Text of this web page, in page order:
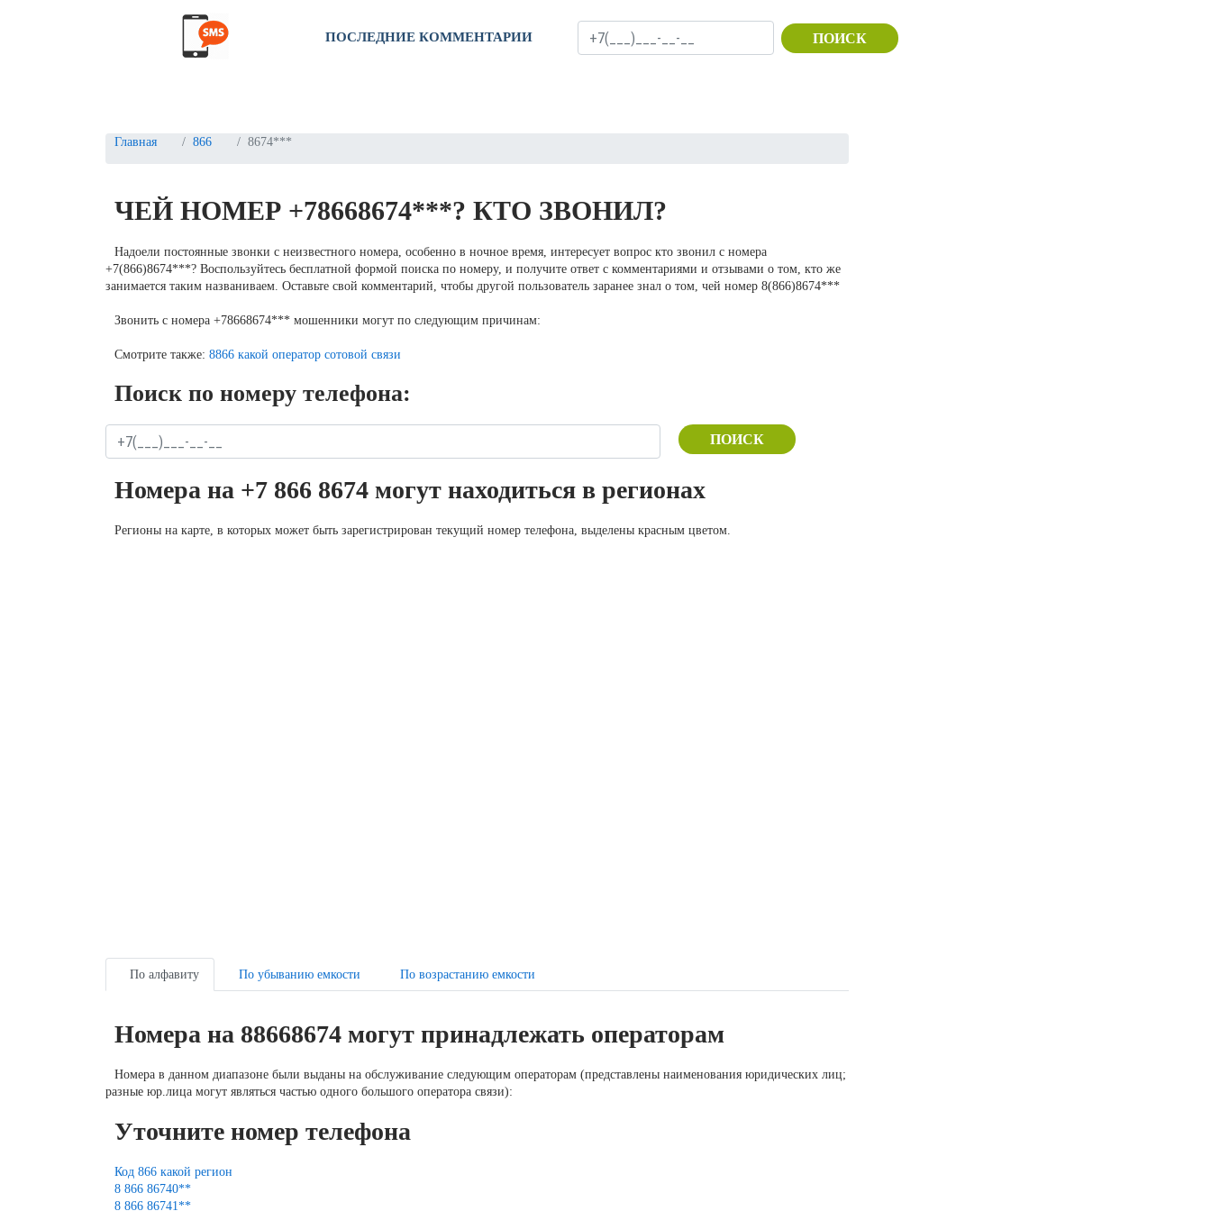
ПОСЛЕДНИЕ КОММЕНТАРИИ ПОИСК
Главная 866 8674***
ЧЕЙ НОМЕР +78668674***? КТО ЗВОНИЛ?
Надоели постоянные звонки с неизвестного номера, особенно в ночное время, интересует вопрос кто звонил с номера
+7(866)8674***? Воспользуйтесь бесплатной формой поиска по номеру, и получите ответ с комментариями и отзывами о том, кто же
занимается таким названиваем. Оставьте свой комментарий, чтобы другой пользователь заранее знал о том, чей номер 8(866)8674***
Звонить с номера +78668674*** мошенники могут по следующим причинам:
Смотрите также: 8866 какой оператор сотовой связи
Поиск по номеру телефона:
ПОИСК
Номера на +7 866 8674 могут находиться в регионах
Регионы на карте, в которых может быть зарегистрирован текущий номер телефона, выделены красным цветом.
По алфавиту По убыванию емкости По возрастанию емкости
Номера на 88668674 могут принадлежать операторам
Номера в данном диапазоне были выданы на обслуживание следующим операторам (представлены наименования юридических лиц;
разные юр.лица могут являться частью одного большого оператора связи):
Уточните номер телефона
Код 866 какой регион
8 866 86740**
8 866 86741**